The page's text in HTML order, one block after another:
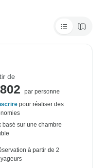
de
par personne
pour réaliser des
basé sur une chambre
à partir de 2